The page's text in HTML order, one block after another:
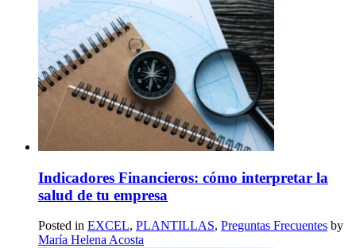
Indicadores Financieros: cómo interpretar la
salud de tu empresa
Posted in EXCEL, PLANTILLAS, Preguntas Frecuentes by
María Helena Acosta